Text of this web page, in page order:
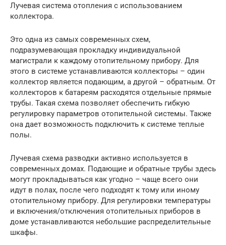
Лучевая система отопления с использованием
коллектора.
Это одна из самых современных схем,
подразумевающая прокладку индивидуальной
магистрали к каждому отопительному прибору. Для
этого в системе устанавливаются коллекторы – один
коллектор является подающим, а другой – обратным. От
коллекторов к батареям расходятся отдельные прямые
трубы. Такая схема позволяет обеспечить гибкую
регулировку параметров отопительной системы. Также
она дает возможность подключить к системе теплые
полы.
Лучевая схема разводки активно используется в
современных домах. Подающие и обратные трубы здесь
могут прокладываться как угодно – чаще всего они
идут в полах, после чего подходят к тому или иному
отопительному прибору. Для регулировки температуры
и включения/отключения отопительных приборов в
доме устанавливаются небольшие распределительные
шкафы.